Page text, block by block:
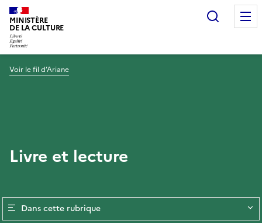
MINISTÈRE
DE LA CULTURE
Voir le fil d’Ariane
Livre et lecture
Dans cette rubrique